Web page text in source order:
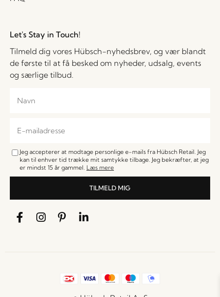
Let's Stay in Touch!
Tilmeld dig vores Hübsch-nyhedsbrev, og vær blandt
de første til at få besked om nyheder, udsalg, events
og særlige tilbud.
Jeg accepterer at modtage personlige e-mails fra Hübsch Retail. Jeg
kan til enhver tid trække mit samtykke tilbage. Jeg bekræfter, at jeg
er mindst 15 år gammel. Læs mere
TILMELD MIG